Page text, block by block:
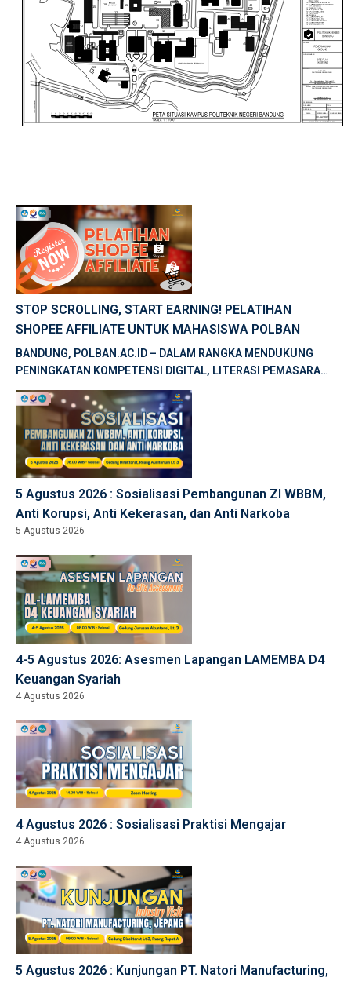
STOP SCROLLING, START EARNING! PELATIHAN
SHOPEE AFFILIATE UNTUK MAHASISWA POLBAN
BANDUNG, POLBAN.AC.ID – DALAM RANGKA MENDUKUNG
PENINGKATAN KOMPETENSI DIGITAL, LITERASI PEMASARAN
DIGITAL, DAN PENGEMBANGAN KEWIRAUSAHAAN, BALAI
PELATIHAN VOKASI DAN PRODUKTIVITAS […]
5 Agustus 2026 : Sosialisasi Pembangunan ZI WBBM,
Anti Korupsi, Anti Kekerasan, dan Anti Narkoba
5 Agustus 2026
4-5 Agustus 2026: Asesmen Lapangan LAMEMBA D4
Keuangan Syariah
4 Agustus 2026
4 Agustus 2026 : Sosialisasi Praktisi Mengajar
4 Agustus 2026
5 Agustus 2026 : Kunjungan PT. Natori Manufacturing,